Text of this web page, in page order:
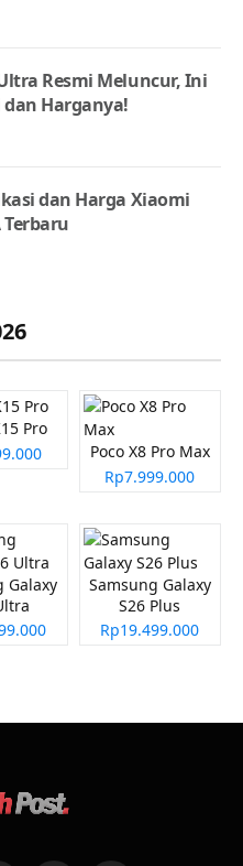
Resmi Meluncur, Ini
dan Harganya!
dan Harga Xiaomi
Terbaru
Pro
Poco X8 Pro Max
Rp7.999.000
Galaxy
Samsung Galaxy
S26 Plus
Rp19.499.000